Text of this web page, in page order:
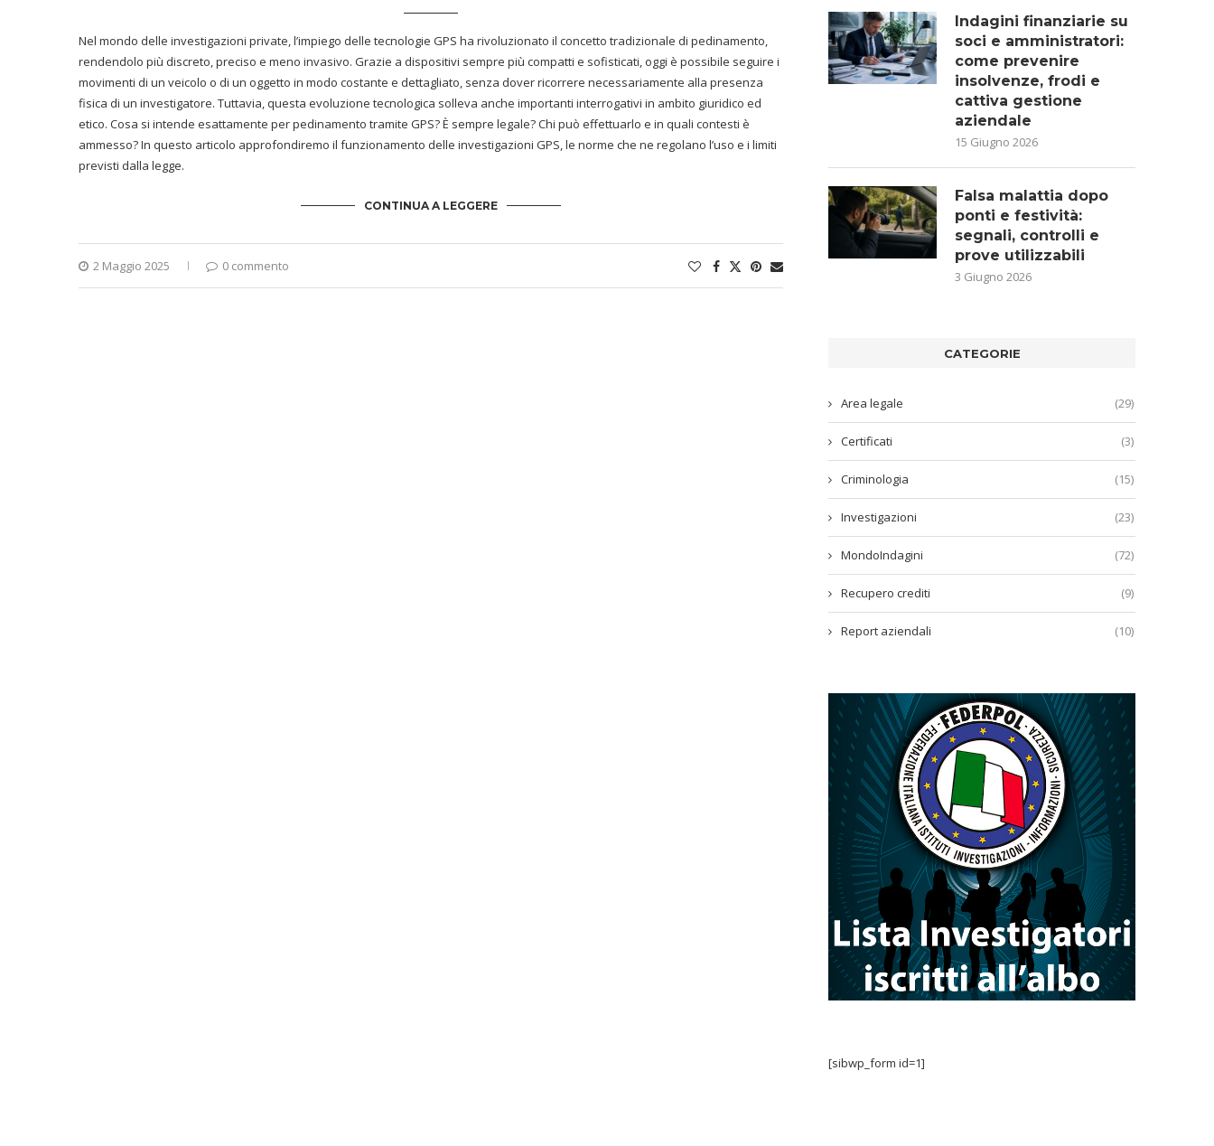
Nel mondo delle investigazioni private, l’impiego delle tecnologie GPS ha rivoluzionato il concetto tradizionale di pedinamento,
rendendolo più discreto, preciso e meno invasivo. Grazie a dispositivi sempre più compatti e sofisticati, oggi è possibile seguire i
movimenti di un veicolo o di un oggetto in modo costante e dettagliato, senza dover ricorrere necessariamente alla presenza
fisica di un investigatore. Tuttavia, questa evoluzione tecnologica solleva anche importanti interrogativi in ambito giuridico ed
etico. Cosa si intende esattamente per pedinamento tramite GPS? È sempre legale? Chi può effettuarlo e in quali contesti è
ammesso? In questo articolo approfondiremo il funzionamento delle investigazioni GPS, le norme che ne regolano l’uso e i limiti
previsti dalla legge.
CONTINUA A LEGGERE
2 Maggio 2025 0 commento
Indagini finanziarie su
soci e amministratori:
come prevenire
insolvenze, frodi e
cattiva gestione
aziendale
15 Giugno 2026
Falsa malattia dopo
ponti e festività:
segnali, controlli e
prove utilizzabili
3 Giugno 2026
CATEGORIE
Area legale (29)
Certificati (3)
Criminologia (15)
Investigazioni (23)
MondoIndagini (72)
Recupero crediti (9)
Report aziendali (10)
[sibwp_form id=1]